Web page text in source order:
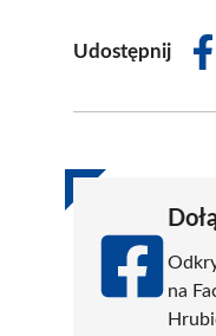
Udostępnij
na